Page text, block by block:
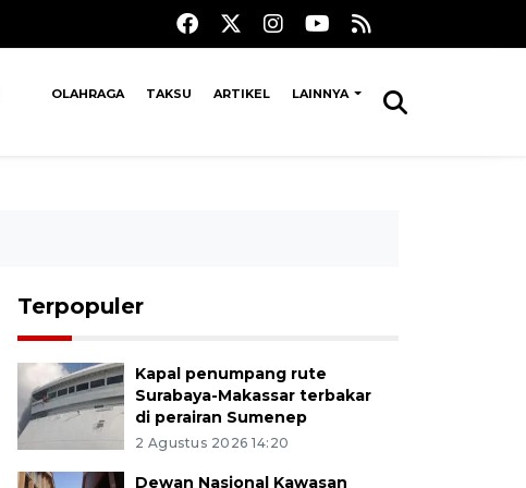
OLAHRAGA TAKSU ARTIKEL LAINNYA
Terpopuler
Kapal penumpang rute
Surabaya-Makassar terbakar
di perairan Sumenep
2 Agustus 2026 14:20
Dewan Nasional Kawasan